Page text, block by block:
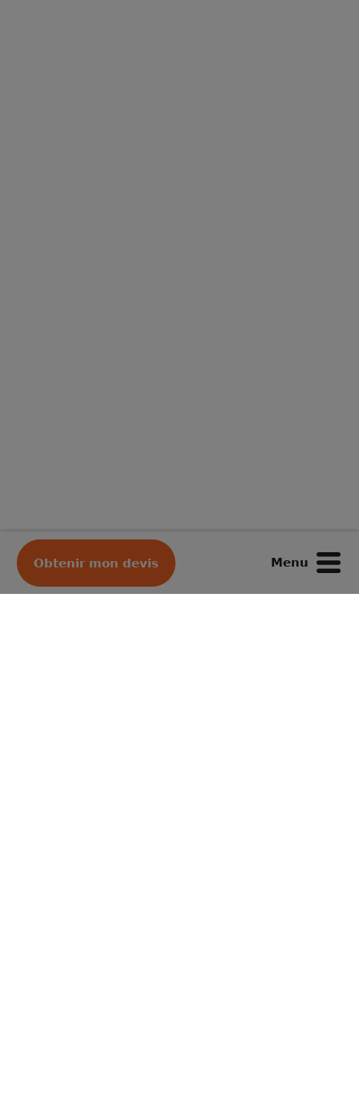
Obtenir mon devis Menu